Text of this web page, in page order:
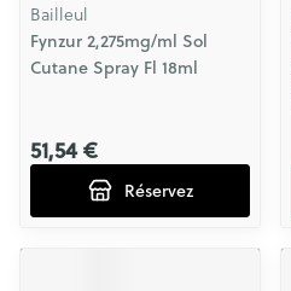
Bailleul
Fynzur 2,275mg/ml Sol
Cutane Spray Fl 18ml
51,54 €
Réservez